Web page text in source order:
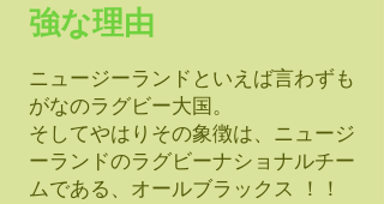
強な理由
ニュージーランドといえば言わずも
がなのラグビー大国。
そしてやはりその象徴は、ニュージ
ーランドのラグビーナショナルチー
ムである、オールブラックス ！！